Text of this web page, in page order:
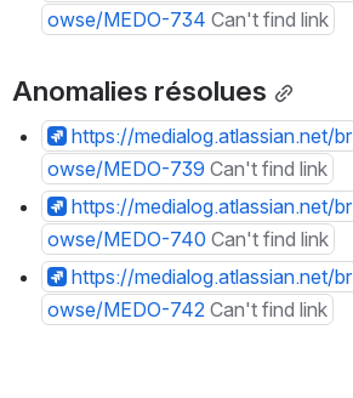
owse/MEDO-734 Can't find link
Anomalies résolues
https://medialog.atlassian.net/br
owse/MEDO-739 Can't find link
https://medialog.atlassian.net/br
owse/MEDO-740 Can't find link
https://medialog.atlassian.net/br
owse/MEDO-742 Can't find link